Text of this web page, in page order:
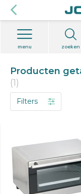
zoeken
menu
Producten
(1)
Filters